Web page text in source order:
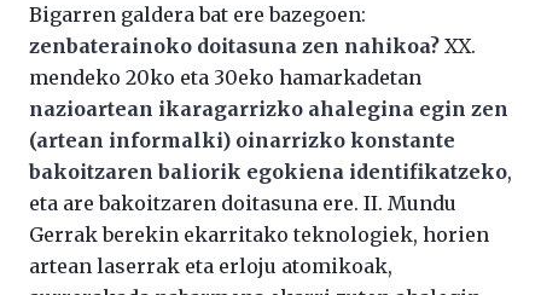
Bigarren galdera bat ere bazegoen:
zenbaterainoko doitasuna zen nahikoa? XX.
mendeko 20ko eta 30eko hamarkadetan
nazioartean ikaragarrizko ahalegina egin zen
(artean informalki) oinarrizko konstante
bakoitzaren baliorik egokiena identifikatzeko,
eta are bakoitzaren doitasuna ere. II. Mundu
Gerrak berekin ekarritako teknologiek, horien
artean laserrak eta erloju atomikoak,